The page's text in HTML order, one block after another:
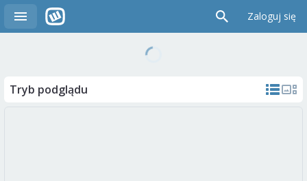
Zaloguj się
Tryb podglądu